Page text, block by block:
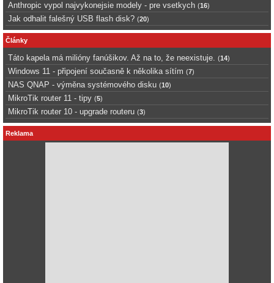
Anthropic vypol najvykonejsie modely - pre vsetkych (16)
Jak odhalit falešný USB flash disk? (20)
Články
Táto kapela má milióny fanúšikov. Až na to, že neexistuje. (14)
Windows 11 - připojení současně k několika sítím (7)
NAS QNAP - výměna systémového disku (10)
MikroTik router 11 - tipy (5)
MikroTik router 10 - upgrade routeru (3)
Reklama